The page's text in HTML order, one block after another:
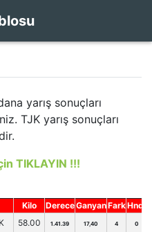
yarış sonuçları
TJK yarış sonuçları
TIKLAYIN !!!
Kilo DereceGanyanFarkHnd.
58.00 1.41.39 17,40
4
0